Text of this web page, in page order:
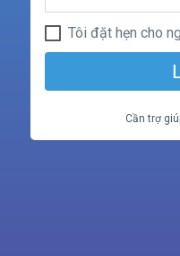
Tôi đặt hẹn cho
Cần trợ